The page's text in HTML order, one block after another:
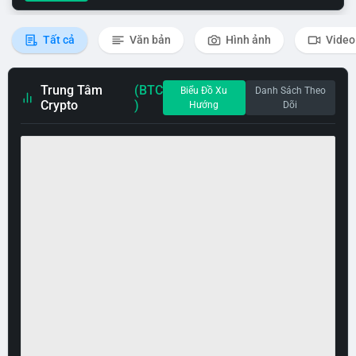
Tất cả Văn bản Hình ảnh Video
Trung Tâm
Crypto
(BTC
)
Biểu Đồ Xu
Hướng
Danh Sách Theo
Dõi